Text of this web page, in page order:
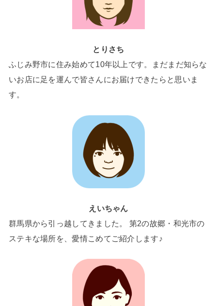
とりさち
ふじみ野市に住み始めて10年以上です。まだまだ知らな
いお店に足を運んで皆さんにお届けできたらと思いま
す。
えいちゃん
群馬県から引っ越してきました。 第2の故郷・和光市の
ステキな場所を、愛情こめてご紹介します♪